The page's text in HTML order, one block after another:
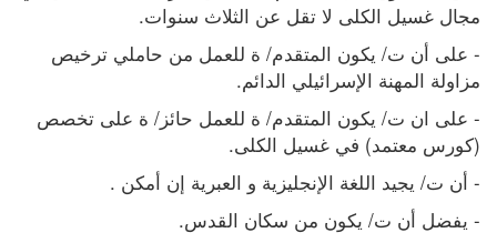
مجال غسيل الكلى لا تقل عن الثلاث سنوات.
مزاولة المهنة الإسرائيلي الدائم.
(كورس معتمد) في غسيل الكلى.
- أن ت/ يجيد اللغة الإنجليزية و العبرية إن أمكن .
- يفضل أن ت/ يكون من سكان القدس.